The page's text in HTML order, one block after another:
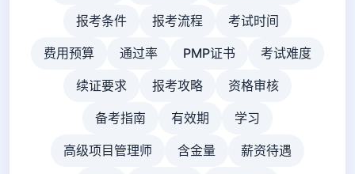
报考条件 报考流程 考试时间
费用预算 通过率 PMP证书 考试难度
续证要求 报考攻略 资格审核
备考指南 有效期 学习
高级项目管理师 含金量 薪资待遇